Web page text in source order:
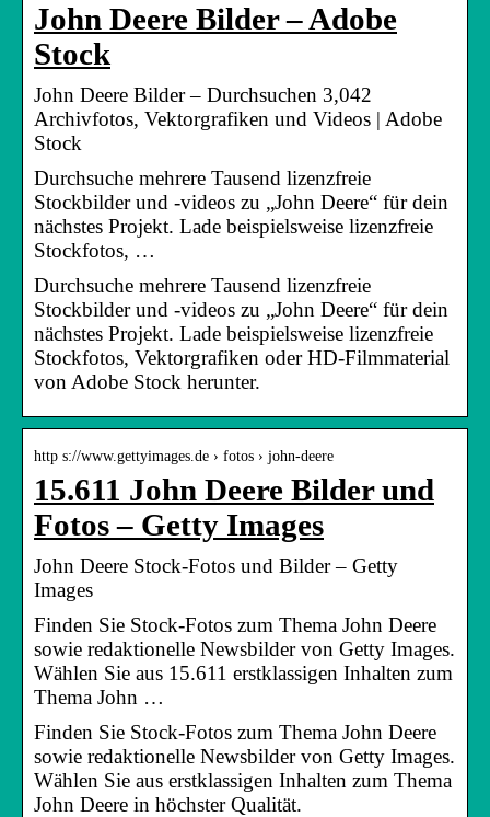
John Deere Bilder – Adobe
Stock
John Deere Bilder – Durchsuchen 3,042
Archivfotos, Vektorgrafiken und Videos | Adobe
Stock
Durchsuche mehrere Tausend lizenzfreie
Stockbilder und -videos zu „John Deere“ für dein
nächstes Projekt. Lade beispielsweise lizenzfreie
Stockfotos, …
Durchsuche mehrere Tausend lizenzfreie
Stockbilder und -videos zu „John Deere“ für dein
nächstes Projekt. Lade beispielsweise lizenzfreie
Stockfotos, Vektorgrafiken oder HD-Filmmaterial
von Adobe Stock herunter.
http s://www.gettyimages.de › fotos › john-deere
15.611 John Deere Bilder und
Fotos – Getty Images
John Deere Stock-Fotos und Bilder – Getty
Images
Finden Sie Stock-Fotos zum Thema John Deere
sowie redaktionelle Newsbilder von Getty Images.
Wählen Sie aus 15.611 erstklassigen Inhalten zum
Thema John …
Finden Sie Stock-Fotos zum Thema John Deere
sowie redaktionelle Newsbilder von Getty Images.
Wählen Sie aus erstklassigen Inhalten zum Thema
John Deere in höchster Qualität.